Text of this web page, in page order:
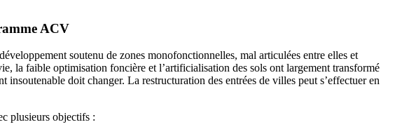
ACV
soutenu de zones monofonctionnelles, mal articulées entre elles et
la faible optimisation foncière et l’artificialisation des sols ont largement transformé
doit changer. La restructuration des entrées de villes peut s’effectuer en
plusieurs objectifs :